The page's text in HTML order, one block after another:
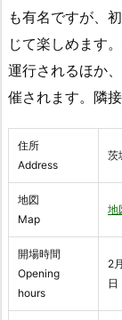
も有名ですが、
じて楽しめます
運行されるほか
催されます。隣
住所
Address
茨
地図
Map
地
開場時間
Opening
hours
2